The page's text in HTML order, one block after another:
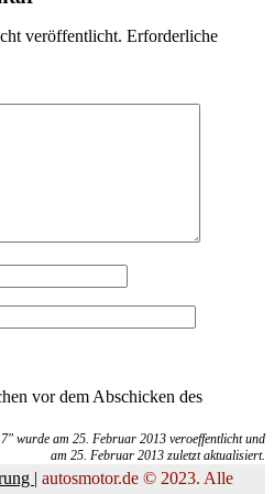
veröffentlicht. Erforderliche
vor dem Abschicken des
wurde am 25. Februar 2013 veroeffentlicht und
am 25. Februar 2013 zuletzt aktualisiert.
| autosmotor.de © 2023. Alle